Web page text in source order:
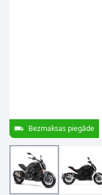
Bezmaksas piegāde